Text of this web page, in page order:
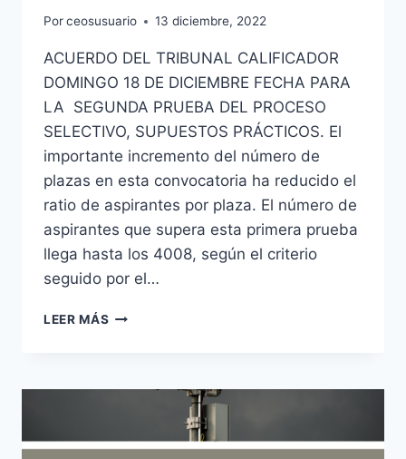
Porceosusuario 13 diciembre, 2022
ACUERDO DEL TRIBUNAL CALIFICADOR
DOMINGO 18 DE DICIEMBRE FECHA PARA
LA SEGUNDA PRUEBA DEL PROCESO
SELECTIVO, SUPUESTOS PRÁCTICOS. El
importante incremento del número de
plazas en esta convocatoria ha reducido el
ratio de aspirantes por plaza. El número de
aspirantes que supera esta primera prueba
llega hasta los 4008, según el criterio
seguido por el…
LEER MÁS 18
PRUEBA
CONVOCATORIA
2022